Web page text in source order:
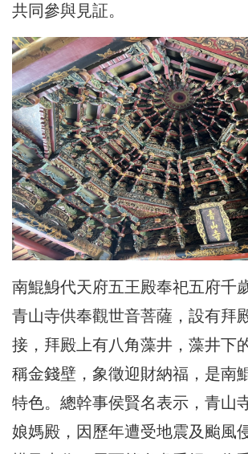
共同參與見証。
南鯤鯓代天府五王殿奉祀五府千
青山寺供奉觀世音菩薩，設有拜
接，拜殿上有八角藻井，藻井下
稱金錢壁，象徵迎財納福，是南
特色。總幹事侯賢名表示，青山
娘媽殿，因歷年遭受地震及颱風